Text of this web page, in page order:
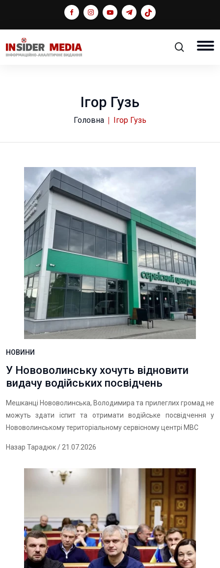
Ігор Гузь
Головна Ігор Гузь
НОВИНИ
У Нововолинську хочуть відновити
видачу водійських посвідчень
Мешканці Нововолинська, Володимира та прилеглих громад не
можуть здати іспит та отримати водійське посвідчення у
Нововолинському територіальному сервісному центрі МВС
Назар Тарадюк/ 21.07.2026